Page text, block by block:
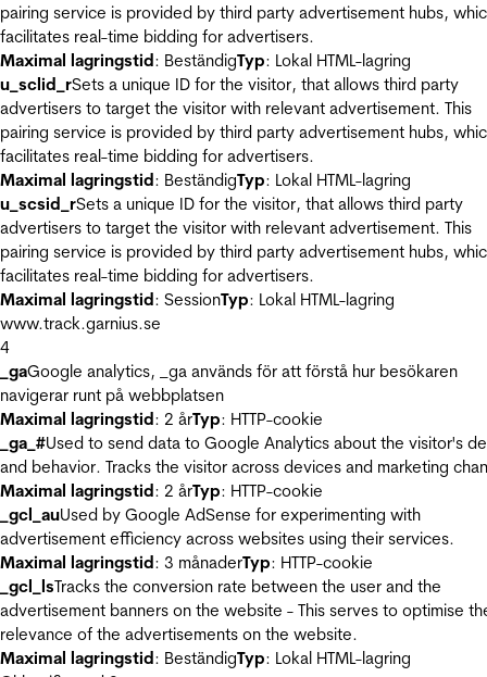
pairing service is provided by third party advertisement hubs,
facilitates real-time bidding for advertisers.
Maximal lagringstid: BeständigTyp: Lokal HTML-lagring
u_sclid_rSets a unique ID for the visitor, that allows third party
advertisers to target the visitor with relevant advertisement. This
pairing service is provided by third party advertisement hubs,
facilitates real-time bidding for advertisers.
Maximal lagringstid: BeständigTyp: Lokal HTML-lagring
u_scsid_rSets a unique ID for the visitor, that allows third party
advertisers to target the visitor with relevant advertisement. This
pairing service is provided by third party advertisement hubs,
facilitates real-time bidding for advertisers.
Maximal lagringstid: SessionTyp: Lokal HTML-lagring
www.track.garnius.se
4
_gaGoogle analytics, _ga används för att förstå hur besökaren
navigerar runt på webbplatsen
Maximal lagringstid: 2 årTyp: HTTP-cookie
_ga_#Used to send data to Google Analytics about the visitor's
and behavior. Tracks the visitor across devices and marketing
Maximal lagringstid: 2 årTyp: HTTP-cookie
_gcl_auUsed by Google AdSense for experimenting with
advertisement efficiency across websites using their services.
Maximal lagringstid: 3 månaderTyp: HTTP-cookie
_gcl_lsTracks the conversion rate between the user and the
advertisement banners on the website - This serves to optimise
relevance of the advertisements on the website.
Maximal lagringstid: BeständigTyp: Lokal HTML-lagring